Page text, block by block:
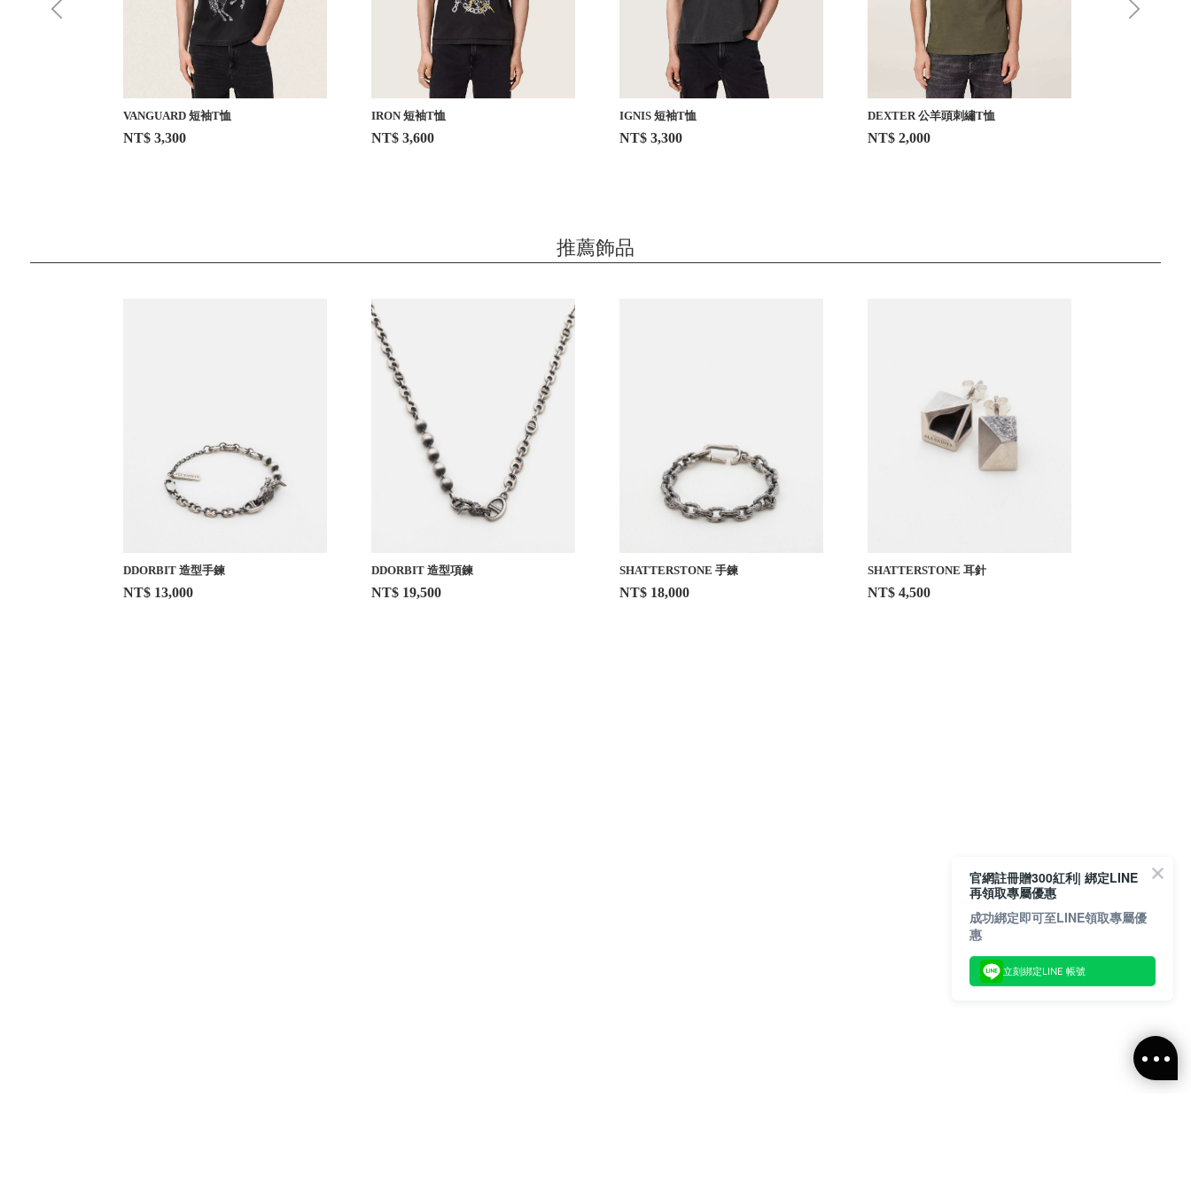
VANGUARD 短袖T恤
NT$ 3,300
IRON 短袖T恤
NT$ 3,600
IGNIS 短袖T恤
NT$ 3,300
DEXTER 公羊頭刺繡T恤
NT$ 2,000
推薦飾品
DDORBIT 造型手鍊
NT$ 13,000
DDORBIT 造型項鍊
NT$ 19,500
SHATTERSTONE 手鍊
NT$ 18,000
SHATTERSTONE 耳針
NT$ 4,500
官網註冊贈300紅利| 綁定LINE
再領取專屬優惠
成功綁定即可至LINE領取專屬優
惠
立刻綁定LINE 帳號